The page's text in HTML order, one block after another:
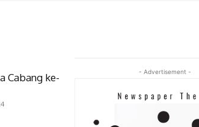
Cabang ke-
- Advertisement -